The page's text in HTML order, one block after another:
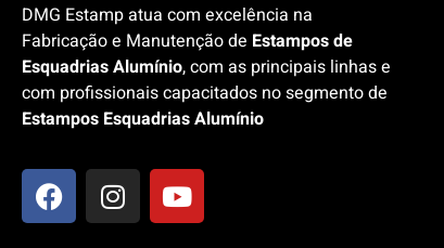
DMG Estamp atua com excelência na
Fabricação e Manutenção de Estampos de
Esquadrias Alumínio, com as principais linhas e
com profissionais capacitados no segmento de
Estampos Esquadrias Alumínio